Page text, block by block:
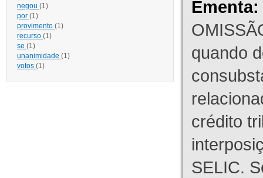
negou (1)
por (1)
provimento (1)
recurso (1)
se (1)
unanimidade (1)
votos (1)
Ementa:
quando
crédito
SELIC.